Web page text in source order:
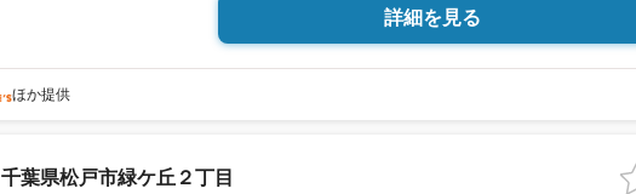
□家族とのコミュニケーションがとりやすいリビングイン階段
♪
□お料理が楽しくなる人気の対面式キッチン♪
詳細を見る
ほか提供
千葉県松戸市緑ケ丘２丁目